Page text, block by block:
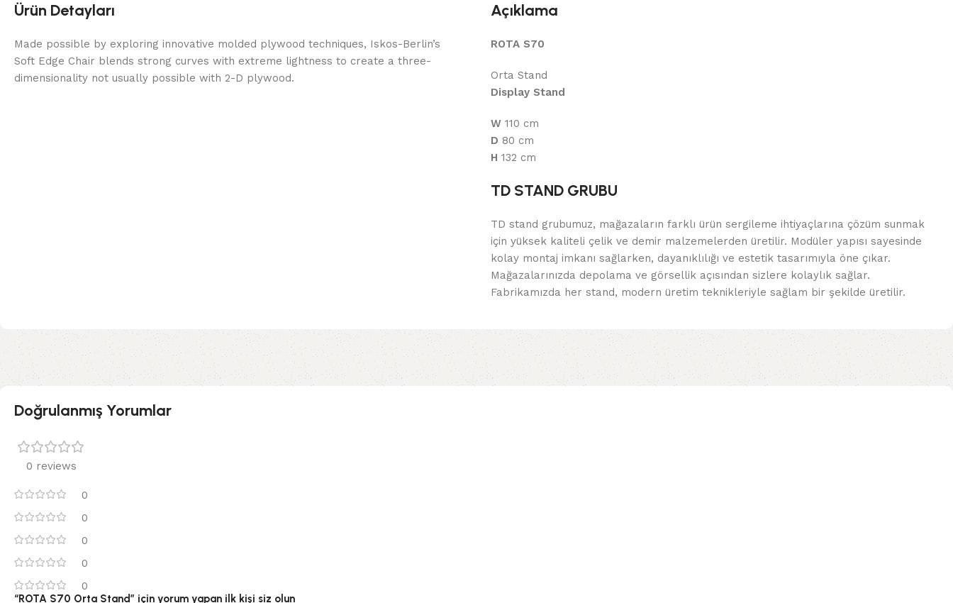
Ürün Detayları
Made possible by exploring innovative molded plywood techniques, Iskos-Berlin’s
Soft Edge Chair blends strong curves with extreme lightness to create a three-
dimensionality not usually possible with 2-D plywood.
Açıklama
ROTA S70
Orta Stand
Display Stand
W 110 cm
D 80 cm
H 132 cm
TD STAND GRUBU
TD stand grubumuz, mağazaların farklı ürün sergileme ihtiyaçlarına çözüm sunmak
için yüksek kaliteli çelik ve demir malzemelerden üretilir. Modüler yapısı sayesinde
kolay montaj imkanı sağlarken, dayanıklılığı ve estetik tasarımıyla öne çıkar.
Mağazalarınızda depolama ve görsellik açısından sizlere kolaylık sağlar.
Fabrikamızda her stand, modern üretim teknikleriyle sağlam bir şekilde üretilir.
Doğrulanmış Yorumlar
0 reviews
0
0
0
0
0
“ROTA S70 Orta Stand” için yorum yapan ilk kişi siz olun